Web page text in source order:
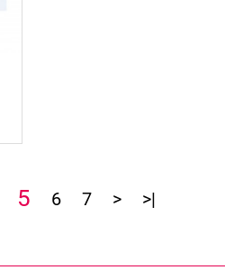
5 6 7 > >|